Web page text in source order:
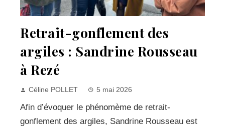
Retrait-gonflement des
argiles : Sandrine Rousseau
à Rezé
Céline POLLET 5 mai 2026
Afin d’évoquer le phénomème de retrait-
gonflement des argiles, Sandrine Rousseau est